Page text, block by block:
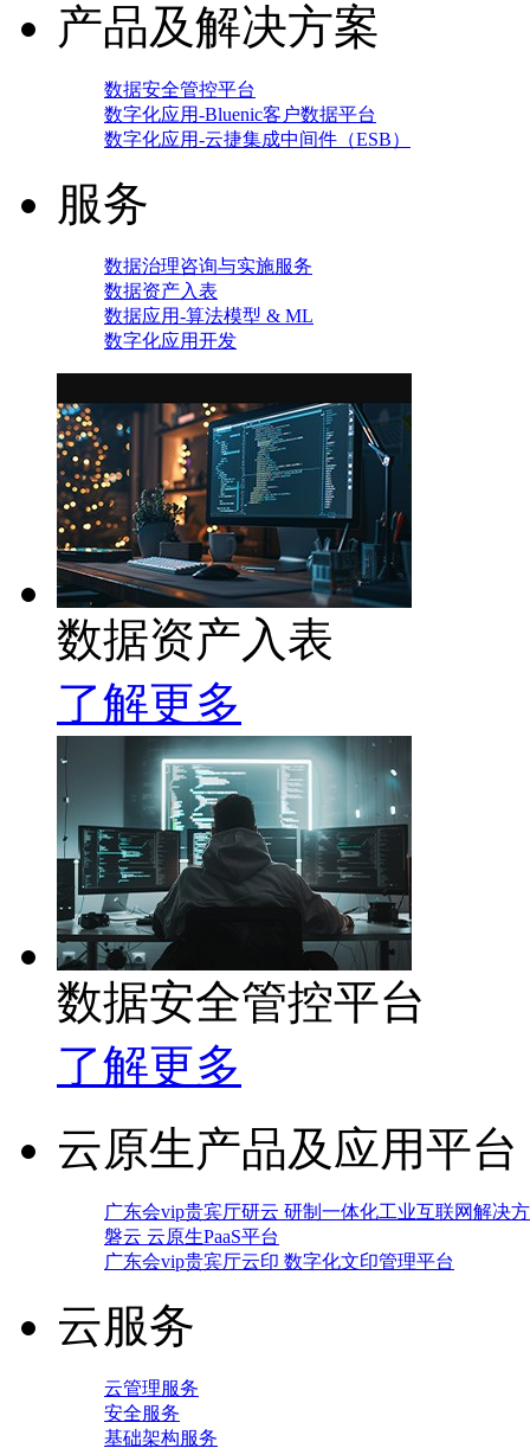
产品及解决方案
数据安全管控平台
数字化应用-Bluenic客户数据平台
数字化应用-云捷集成中间件（ESB）
服务
数据治理咨询与实施服务
数据资产入表
数据应用-算法模型 & ML
数字化应用开发
数据资产入表
了解更多
数据安全管控平台
了解更多
云原生产品及应用平台
广东会vip贵宾厅研云 研制一体化工业互联网解决
磐云 云原生PaaS平台
广东会vip贵宾厅云印 数字化文印管理平台
云服务
云管理服务
安全服务
基础架构服务